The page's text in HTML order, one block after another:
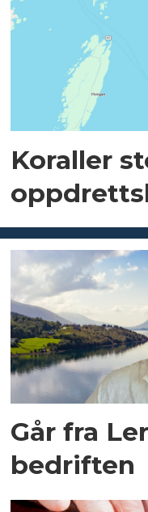
Koraller
Går fra
bedriften